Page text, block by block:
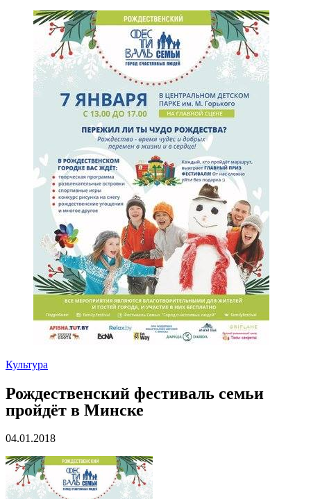
Культура
Рождественский фестиваль семьи
пройдёт в Минске
04.01.2018